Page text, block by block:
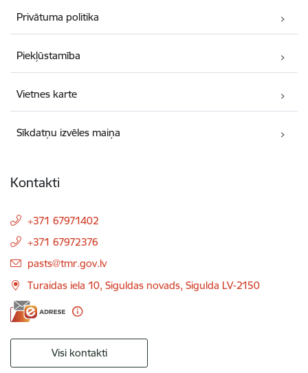
Privātuma politika
Piekļūstamība
Vietnes karte
Sīkdatņu izvēles maiņa
Kontakti
+371 67971402
+371 67972376
E-pasts:
pasts@tmr.gov.lv
Turaidas iela 10, Siguldas novads, Sigulda LV-2150
Visi kontakti